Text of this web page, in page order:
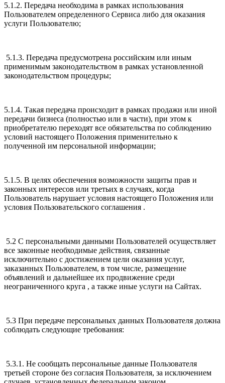
5.1.2. Передача необходима в рамках использования
Пользователем определенного Сервиса либо для оказания
услуги Пользователю;
5.1.3. Передача предусмотрена российским или иным
применимым законодательством в рамках установленной
законодательством процедуры;
5.1.4. Такая передача происходит в рамках продажи или иной
передачи бизнеса (полностью или в части), при этом к
приобретателю переходят все обязательства по соблюдению
условий настоящего Положения применительно к
полученной им персональной информации;
5.1.5. В целях обеспечения возможности защиты прав и
законных интересов или третьих в случаях, когда
Пользователь нарушает условия настоящего Положения или
условия Пользовательского соглашения .
5.2 С персональными данными Пользователей осуществляет
все законные необходимые действия, связанные
исключительно с достижением цели оказания услуг,
заказанных Пользователем, в том числе, размещение
объявлений и дальнейшее их продвижение среди
неограниченного круга , а также иные услуги на Сайтах.
5.3 При передаче персональных данных Пользователя должна
соблюдать следующие требования:
5.3.1. Не сообщать персональные данные Пользователя
третьей стороне без согласия Пользователя, за исключением